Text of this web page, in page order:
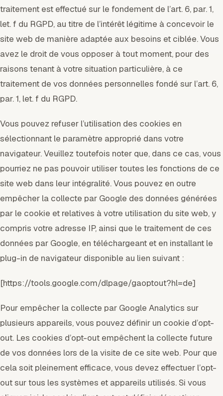
traitement est effectué sur le fondement de l’art. 6, par. 1,
let. f du RGPD, au titre de l’intérêt légitime à concevoir le
site web de manière adaptée aux besoins et ciblée. Vous
avez le droit de vous opposer à tout moment, pour des
raisons tenant à votre situation particulière, à ce
traitement de vos données personnelles fondé sur l’art. 6,
par. 1, let. f du RGPD.
Vous pouvez refuser l’utilisation des cookies en
sélectionnant le paramètre approprié dans votre
navigateur. Veuillez toutefois noter que, dans ce cas, vous
pourriez ne pas pouvoir utiliser toutes les fonctions de ce
site web dans leur intégralité. Vous pouvez en outre
empêcher la collecte par Google des données générées
par le cookie et relatives à votre utilisation du site web, y
compris votre adresse IP, ainsi que le traitement de ces
données par Google, en téléchargeant et en installant le
plug-in de navigateur disponible au lien suivant :
[https://tools.google.com/dlpage/gaoptout?hl=de]
Pour empêcher la collecte par Google Analytics sur
plusieurs appareils, vous pouvez définir un cookie d’opt-
out. Les cookies d’opt-out empêchent la collecte future
de vos données lors de la visite de ce site web. Pour que
cela soit pleinement efficace, vous devez effectuer l’opt-
out sur tous les systèmes et appareils utilisés. Si vous